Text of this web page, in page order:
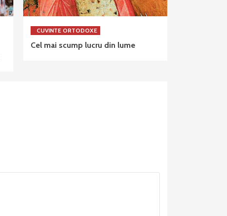
CUVINTE ORTODOXE
Cel mai scump lucru din lume